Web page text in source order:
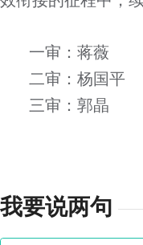
一审：蒋薇
二审：杨国平
三审：郭晶
我要说两句